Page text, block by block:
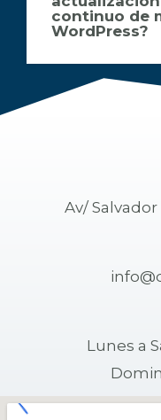
continuo de
WordPress?
Av/
Lunes a